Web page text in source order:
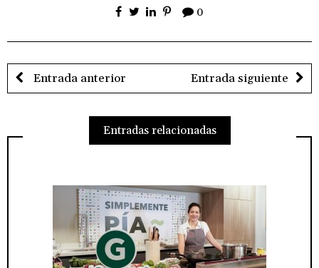
0
Entrada anterior Entrada siguiente
Entradas relacionadas